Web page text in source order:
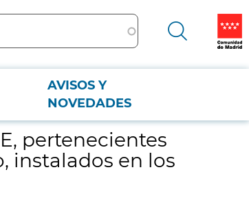
AVISOS Y
NOVEDADES
en los vehículos de Material Móvil Metro de Madrid
pertenecientes
instalados en los